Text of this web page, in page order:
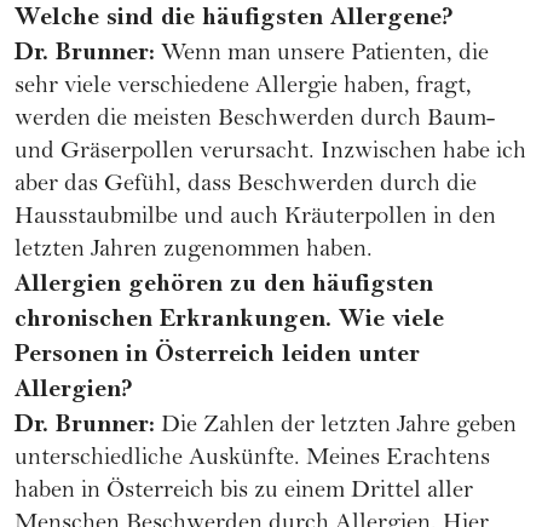
Welche sind die häufigsten Allergene?
Dr. Brunner: Wenn man unsere Patienten, die
sehr viele verschiedene Allergie haben, fragt,
werden die meisten Beschwerden durch Baum-
und Gräserpollen verursacht. Inzwischen habe ich
aber das Gefühl, dass Beschwerden durch die
Hausstaubmilbe und auch Kräuterpollen in den
letzten Jahren zugenommen haben.
Allergien gehören zu den häufigsten
chronischen Erkrankungen. Wie viele
Personen in Österreich leiden unter
Allergien?
Dr. Brunner: Die Zahlen der letzten Jahre geben
unterschiedliche Auskünfte. Meines Erachtens
haben in Österreich bis zu einem Drittel aller